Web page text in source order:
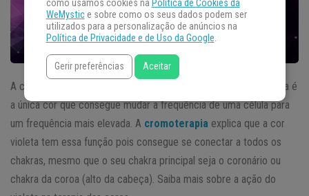
A cor violeta tem o misterioso poder de transmutar energias, ela é
a única cor que consegue mudar a frequência de uma célula para
um frequência mais elevada. A cromoterapia explica que a cor
violeta tem essa função pois consegue se conectar a todos os
chakras, mesmo que o seu chakra principal seja o coronário ou
chakra da coroa (alto da cabeça). Saiba mais sobre a ação do
como usamos cookies na Política de Cookies da
WeMystice sobre como os seus dados podem ser
utilizados para a personalização de anúncios na
Política de Privacidade e de Uso da Google.
Gerir preferências Aceitar